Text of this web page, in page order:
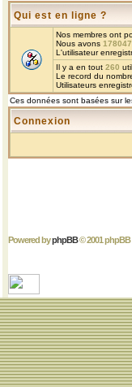
Qui est en ligne ?
Nos membres ont
Nous avons
L'utilisateur
Il y a en tout 260
Le record du
Utilisateurs
Ces données sont basées sur
Connexion
Powered byphpBB© 2001 phpBB